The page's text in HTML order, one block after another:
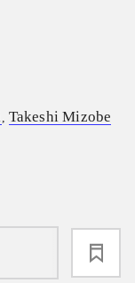
Takeshi Mizobe